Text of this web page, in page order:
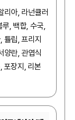
리아, 라넌큘러
, 백합, 수국,
튤립, 프리지
양란, 관엽식
포장지, 리본